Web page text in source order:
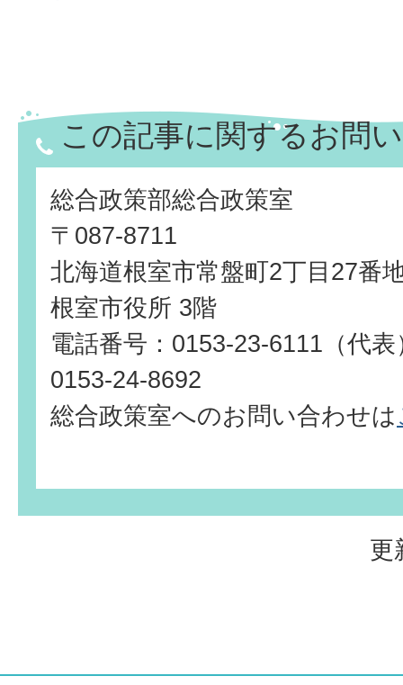
この記事に関するお問
総合政策部総合政策室
〒087-8711
北海道根室市常盤町2丁目27番
根室市役所 3階
電話番号：0153-23-6111（代
0153-24-8692
総合政策室へのお問い合わせは
更